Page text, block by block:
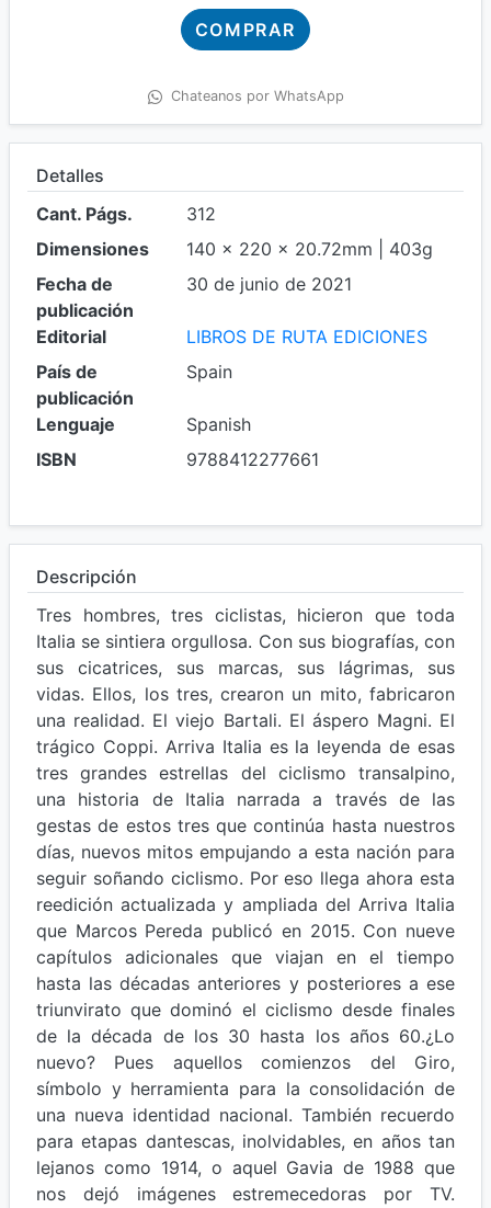
COMPRAR
Chateanos por WhatsApp
Detalles
Cant. Págs.
312
Dimensiones
140 x 220 x 20.72mm | 403g
Fecha de
publicación
30 de junio de 2021
Editorial
LIBROS DE RUTA EDICIONES
País de
publicación
Spain
Lenguaje
Spanish
ISBN
9788412277661
Descripción
Tres hombres, tres ciclistas, hicieron que toda
Italia se sintiera orgullosa. Con sus biografías, con
sus cicatrices, sus marcas, sus lágrimas, sus
vidas. Ellos, los tres, crearon un mito, fabricaron
una realidad. El viejo Bartali. El áspero Magni. El
trágico Coppi. Arriva Italia es la leyenda de esas
tres grandes estrellas del ciclismo transalpino,
una historia de Italia narrada a través de las
gestas de estos tres que continúa hasta nuestros
días, nuevos mitos empujando a esta nación para
seguir soñando ciclismo. Por eso llega ahora esta
reedición actualizada y ampliada del Arriva Italia
que Marcos Pereda publicó en 2015. Con nueve
capítulos adicionales que viajan en el tiempo
hasta las décadas anteriores y posteriores a ese
triunvirato que dominó el ciclismo desde finales
de la década de los 30 hasta los años 60.¿Lo
nuevo? Pues aquellos comienzos del Giro,
símbolo y herramienta para la consolidación de
una nueva identidad nacional. También recuerdo
para etapas dantescas, inolvidables, en años tan
lejanos como 1914, o aquel Gavia de 1988 que
nos dejó imágenes estremecedoras por TV.